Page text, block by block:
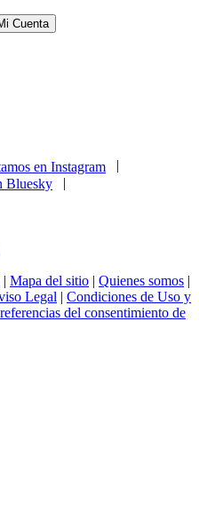
Cuenta
|
|
| Mapa del sitio | Quienes somos |
Legal | Condiciones de Uso y
del consentimiento de